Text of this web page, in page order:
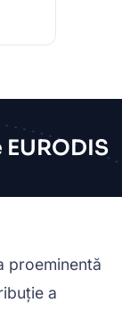
proeminentă
a